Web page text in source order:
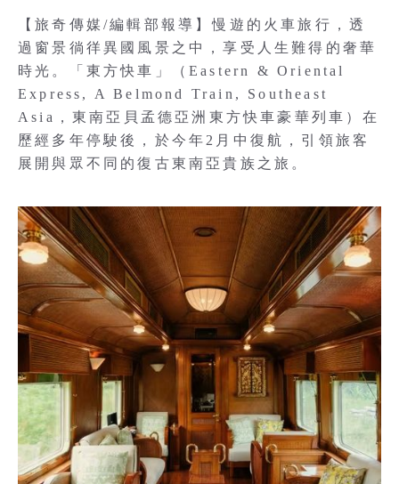
【旅奇傳媒/編輯部報導】慢遊的火車旅行，透
過窗景徜徉異國風景之中，享受人生難得的奢華
時光。「東方快車」（Eastern & Oriental
Express, A Belmond Train, Southeast
Asia，東南亞貝孟德亞洲東方快車豪華列車）在
歷經多年停駛後，於今年2月中復航，引領旅客
展開與眾不同的復古東南亞貴族之旅。